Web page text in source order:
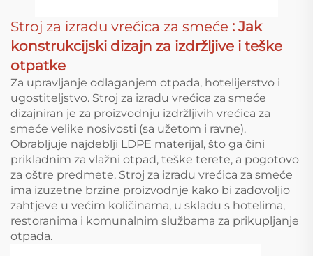
Stroj za izradu vrećica za smeće : Jak
konstrukcijski dizajn za izdržljive i teške
otpatke
Za upravljanje odlaganjem otpada, hotelijerstvo i
ugostiteljstvo. Stroj za izradu vrećica za smeće
dizajniran je za proizvodnju izdržljivih vrećica za
smeće velike nosivosti (sa užetom i ravne).
Obrabljuje najdeblji LDPE materijal, što ga čini
prikladnim za vlažni otpad, teške terete, a pogotovo
za oštre predmete. Stroj za izradu vrećica za smeće
ima izuzetne brzine proizvodnje kako bi zadovoljio
zahtjeve u većim količinama, u skladu s hotelima,
restoranima i komunalnim službama za prikupljanje
otpada.